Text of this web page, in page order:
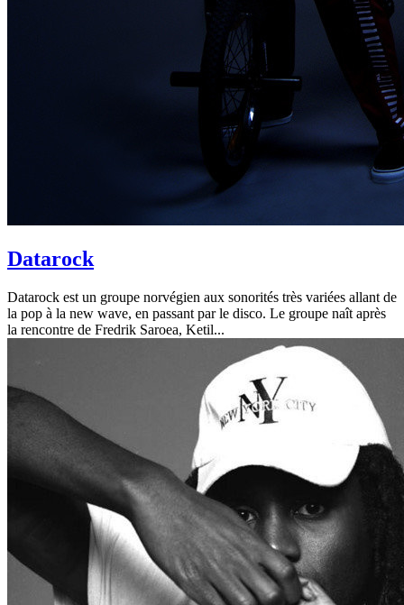
Datarock
Datarock est un groupe norvégien aux sonorités très variées allant de
la pop à la new wave, en passant par le disco. Le groupe naît après
la rencontre de Fredrik Saroea, Ketil...